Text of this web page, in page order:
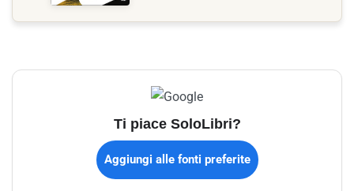
Ti piace SoloLibri?
Aggiungi alle fonti preferite